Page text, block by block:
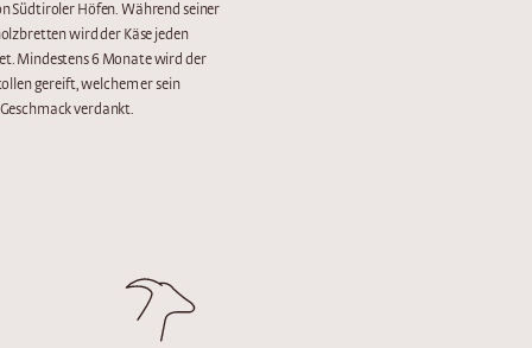
Südtiroler Höfen. Während seiner
wird der Käse jeden
Mindestens 6 Monate wird der
gereift, welchem er sein
verdankt.